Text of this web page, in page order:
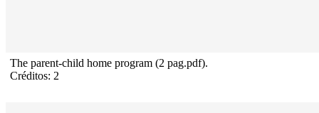
The parent-child home program (2 pag.pdf).
Créditos: 2